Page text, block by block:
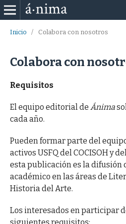
Inicio / Colabora con nosotros
Colabora con
Requisitos
El equipo editorial de Ánima
cada año.
Pueden formar parte del
activos USFQ del COCISOH y
esta publicación es la difusión
académico en las áreas de
Historia del Arte.
Los interesados en participar